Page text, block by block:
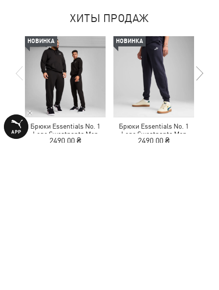
ХИТЫ ПРОДАЖ
НОВИНКА
Брюки Essentials No. 1
Logo Sweatpants Men
2490,00 ₴
НОВИНКА
Брюки Essentials No. 1
Logo Sweatpants Men
2490,00 ₴